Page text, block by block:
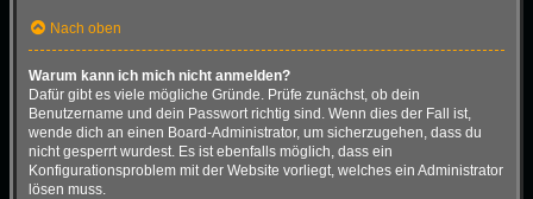
Nach oben
Warum kann ich mich nicht anmelden?
Dafür gibt es viele mögliche Gründe. Prüfe zunächst, ob dein
Benutzername und dein Passwort richtig sind. Wenn dies der Fall ist,
wende dich an einen Board-Administrator, um sicherzugehen, dass du
nicht gesperrt wurdest. Es ist ebenfalls möglich, dass ein
Konfigurationsproblem mit der Website vorliegt, welches ein Administrator
lösen muss.